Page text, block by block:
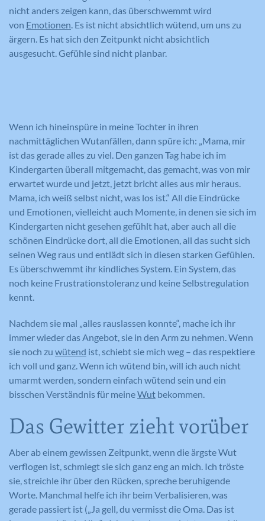
nicht anders zeigen kann, das überschwemmt wird
von Emotionen. Es ist nicht absichtlich wütend, um uns zu
ärgern. Es hat sich den Zeitpunkt nicht absichtlich
ausgesucht. Gefühle sind nicht planbar.
Wenn ich hineinspüre in meine Tochter in ihren
nachmittäglichen Wutanfällen, dann spüre ich: „Mama, mir
ist das gerade alles zu viel. Den ganzen Tag habe ich im
Kindergarten überall mitgemacht, das gemacht, was von mir
erwartet wurde und jetzt, jetzt bricht alles aus mir heraus.
Mama, ich weiß selbst nicht, was los ist.“ All die Eindrücke
und Emotionen, vielleicht auch Momente, in denen sie sich im
Kindergarten nicht gesehen gefühlt hat, aber auch all die
schönen Eindrücke dort, all die Emotionen, all das sucht sich
seinen Weg raus und entlädt sich in diesen starken Gefühlen.
Es überschwemmt ihr kindliches System. Ein System, das
noch keine Frustrationstoleranz und keine Selbstregulation
kennt.
Nachdem sie mal „alles rauslassen konnte“, mache ich ihr
immer wieder das Angebot, sie in den Arm zu nehmen. Wenn
sie noch zu wütend ist, schiebt sie mich weg – das respektiere
ich voll und ganz. Wenn ich wütend bin, will ich auch nicht
umarmt werden, sondern einfach wütend sein und ein
bisschen Verständnis für meineWut bekommen.
Das Gewitter zieht vorüber
Aber ab einem gewissen Zeitpunkt, wenn die ärgste Wut
verflogen ist, schmiegt sie sich ganz eng an mich. Ich tröste
sie, streichle ihr über den Rücken, spreche beruhigende
Worte. Manchmal helfe ich ihr beim Verbalisieren, was
gerade passiert ist („Ja gell, du vermisst die Oma. Das ist